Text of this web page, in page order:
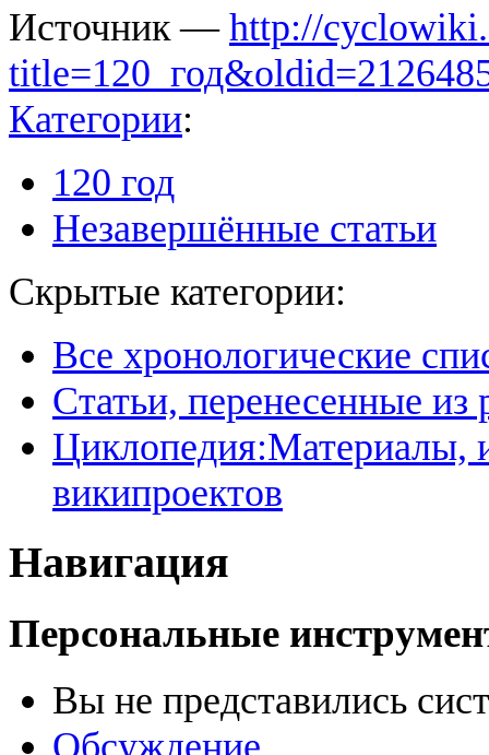
Источник — http://
Категории:
120 год
Незавершённые статьи
Скрытые категории:
Все хронологические
Статьи, перенесенные из
Циклопедия:Материалы,
википроектов
Навигация
Персональные
Вы не представились
Обсуждение